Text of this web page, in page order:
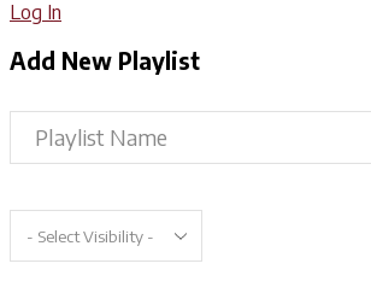
Log In
Add New Playlist